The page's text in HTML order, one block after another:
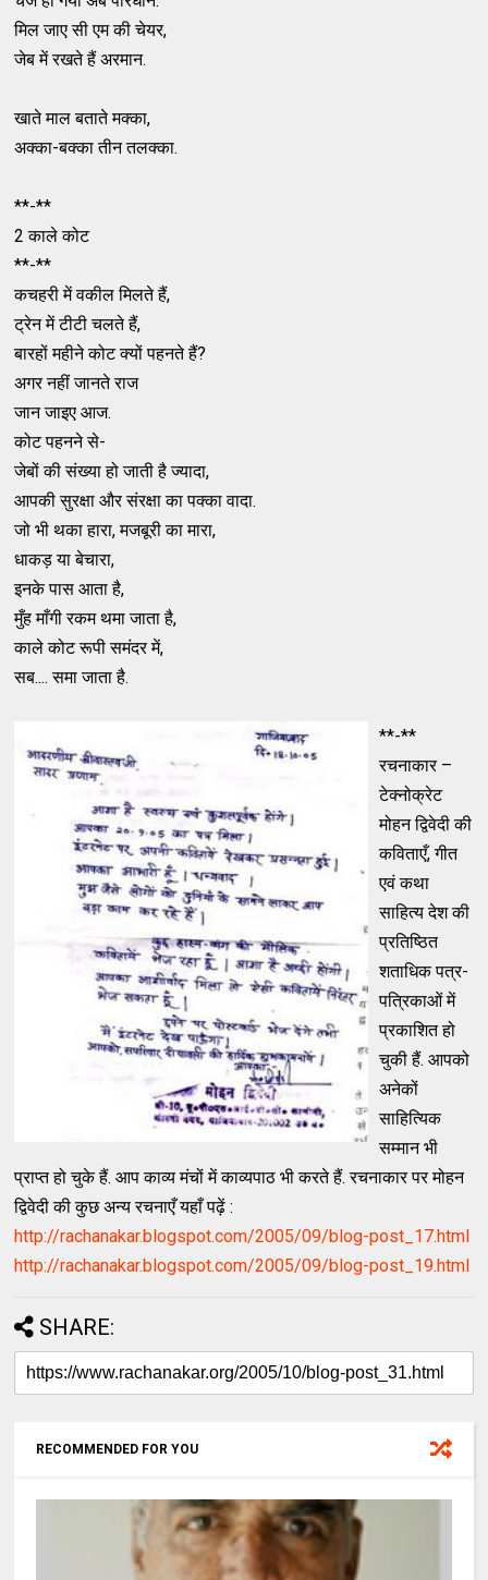
मिल जाए सी एम की चेयर,
जेब में रखते हैं अरमान.
खाते माल बताते मक्का,
अक्का-बक्का तीन तलक्का.
**-**
2 काले कोट
**-**
कचहरी में वकील मिलते हैं,
ट्रेन में टीटी चलते हैं,
बारहों महीने कोट क्यों पहनते हैं?
अगर नहीं जानते राज
जान जाइए आज.
कोट पहनने से-
जेबों की संख्या हो जाती है ज्यादा,
आपकी सुरक्षा और संरक्षा का पक्का वादा.
जो भी थका हारा, मजबूरी का मारा,
धाकड़ या बेचारा,
इनके पास आता है,
मुँह माँगी रकम थमा जाता है,
काले कोट रूपी समंदर में,
सब.... समा जाता है.
**-**
रचनाकार –
टेक्नोक्रेट
मोहन द्विवेदी की
कविताएँ, गीत
एवं कथा
साहित्य देश की
प्रतिष्ठित
शताधिक पत्र-
पत्रिकाओं में
प्रकाशित हो
चुकी हैं. आपको
अनेकों
साहित्यिक
सम्मान भी
प्राप्त हो चुके हैं. आप काव्य मंचों में काव्यपाठ भी करते हैं. रचनाकार पर मोहन
द्विवेदी की कुछ अन्य रचनाएँ यहाँ पढ़ें :
http://rachanakar.blogspot.com/2005/09/blog-post_17.html
http://rachanakar.blogspot.com/2005/09/blog-post_19.html
SHARE:
RECOMMENDED FOR YOU